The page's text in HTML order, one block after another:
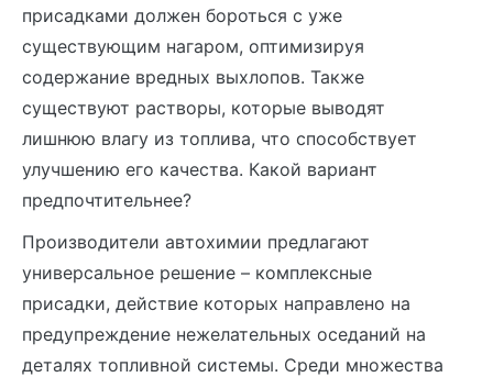
присадками должен бороться с уже
существующим нагаром, оптимизируя
содержание вредных выхлопов. Также
существуют растворы, которые выводят
лишнюю влагу из топлива, что способствует
улучшению его качества. Какой вариант
предпочтительнее?
Производители автохимии предлагают
универсальное решение – комплексные
присадки, действие которых направлено на
предупреждение нежелательных оседаний на
деталях топливной системы. Среди множества